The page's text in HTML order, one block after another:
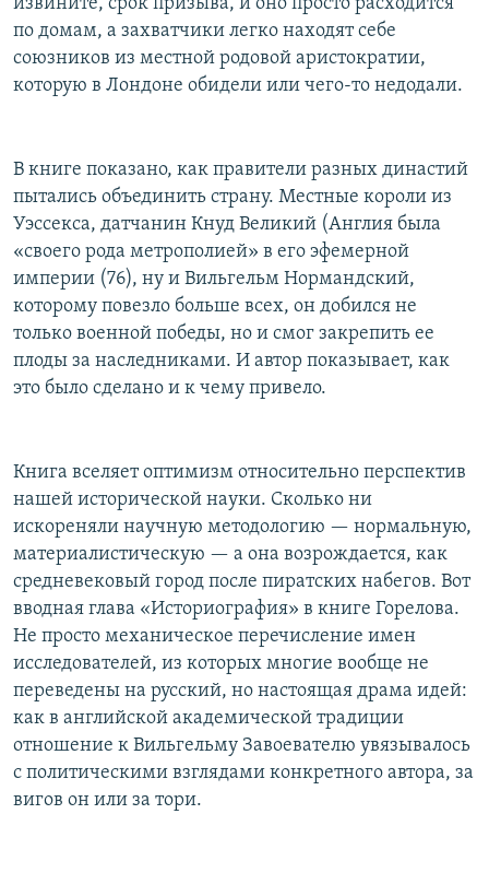
извините, срок призыва, и оно просто расходится
по домам, а захватчики легко находят себе
союзников из местной родовой аристократии,
которую в Лондоне обидели или чего-то недодали.
В книге показано, как правители разных династий
пытались объединить страну. Местные короли из
Уэссекса, датчанин Кнуд Великий (Англия была
«своего рода метрополией» в его эфемерной
империи (76), ну и Вильгельм Нормандский,
которому повезло больше всех, он добился не
только военной победы, но и смог закрепить ее
плоды за наследниками. И автор показывает, как
это было сделано и к чему привело.
Книга вселяет оптимизм относительно перспектив
нашей исторической науки. Сколько ни
искореняли научную методологию — нормальную,
материалистическую — а она возрождается, как
средневековый город после пиратских набегов. Вот
вводная глава «Историография» в книге Горелова.
Не просто механическое перечисление имен
исследователей, из которых многие вообще не
переведены на русский, но настоящая драма идей:
как в английской академической традиции
отношение к Вильгельму Завоевателю увязывалось
с политическими взглядами конкретного автора, за
вигов он или за тори.